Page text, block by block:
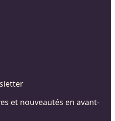
et nouveautés en avant-